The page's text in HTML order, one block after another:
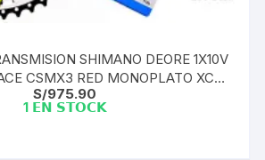
SHIMANO DEORE 1X10V
CSMX3 RED MONOPLATO XC
LIGERO
S/975.90
1 𝗘𝗡 𝗦𝗧𝗢𝗖𝗞